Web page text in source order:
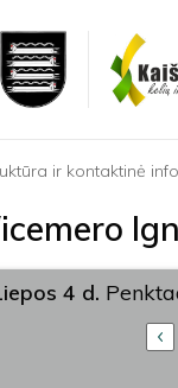
ir kontaktinė
4 d.